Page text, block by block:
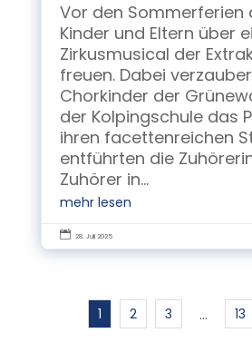
Vor den Sommerferien
Kinder und Eltern über
Zirkusmusical der
freuen. Dabei
Chorkinder der
der Kolpingschule das
ihren facettenreichen
entführten die
Zuhörer in...
mehr lesen
 28. Juli 2025
1 2 3 … 13